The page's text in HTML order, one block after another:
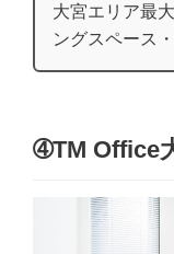
大宮エリア最
ングスペース
➃TM Office